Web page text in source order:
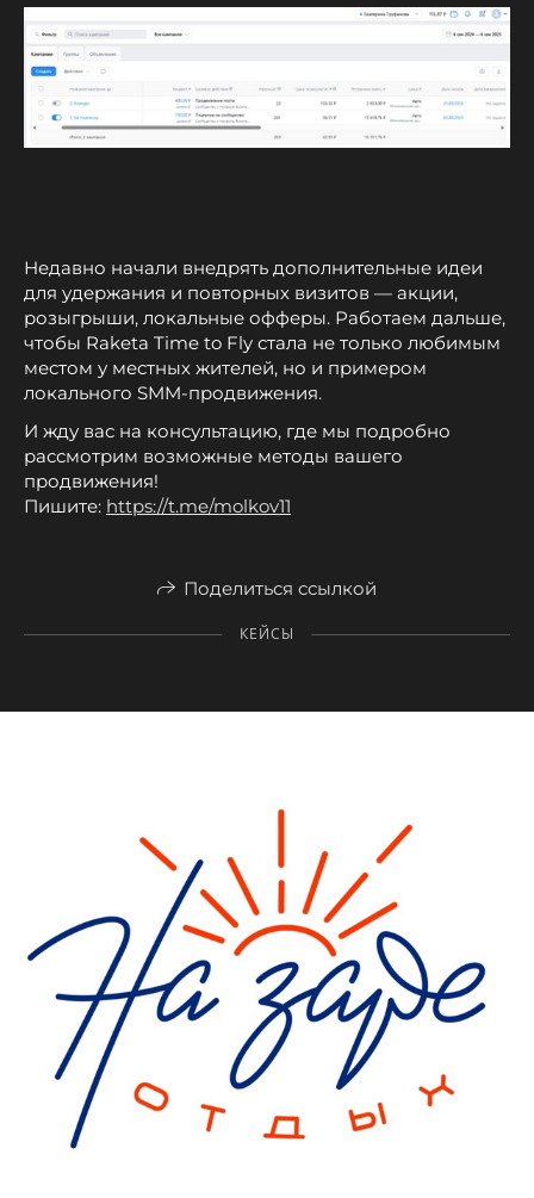
Недавно начали внедрять дополнительные идеи
для удержания и повторных визитов — акции,
розыгрыши, локальные офферы. Работаем дальше,
чтобы Raketa Time to Fly стала не только любимым
местом у местных жителей, но и примером
локального SMM-продвижения.
И жду вас на консультацию, где мы подробно
рассмотрим возможные методы вашего
продвижения!
Пишите: https://t.me/molkov11
Поделиться ссылкой
КЕЙСЫ